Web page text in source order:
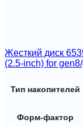
Жесткий диск
(2.5-inch) for
Тип накопителей
Форм-фактор